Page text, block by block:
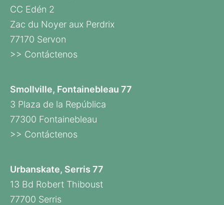
CC Edén 2
Zac du Noyer aux Perdrix
77170 Servon
>> Contáctenos
Smollville, Fontainebleau 77
3 Plaza de la República
77300 Fontainebleau
>> Contáctenos
Urbanskate, Serris 77
13 Bd Robert Thiboust
77700 Serris